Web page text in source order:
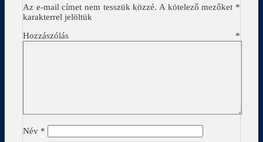
Az e-mail címet nem tesszük közzé. A kötelező mezőket *
karakterrel jelöltük
Hozzászólás *
Név *